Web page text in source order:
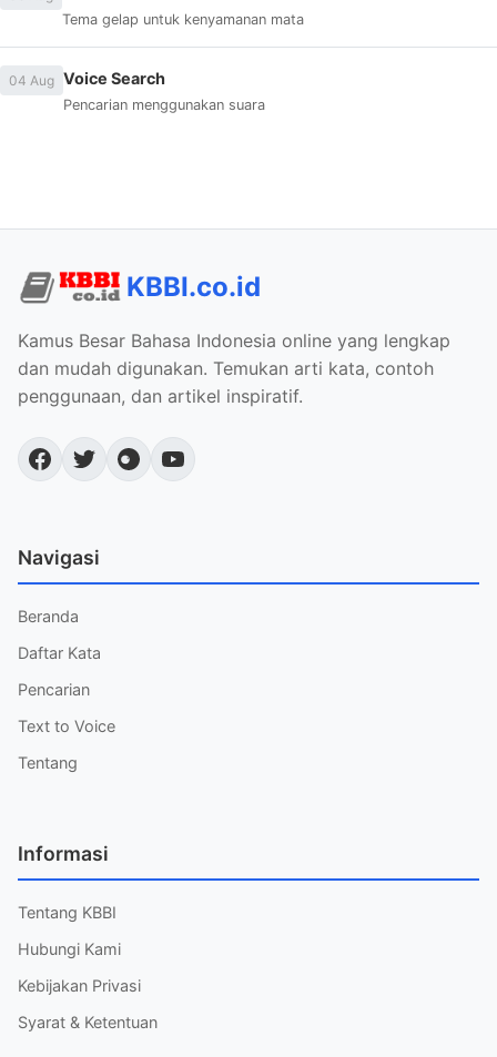
Tema gelap untuk kenyamanan mata
04 Aug Voice Search
Pencarian menggunakan suara
KBBI.co.id
Kamus Besar Bahasa Indonesia online yang lengkap
dan mudah digunakan. Temukan arti kata, contoh
penggunaan, dan artikel inspiratif.
Navigasi
Beranda
Daftar Kata
Pencarian
Text to Voice
Tentang
Informasi
Tentang KBBI
Hubungi Kami
Kebijakan Privasi
Syarat & Ketentuan